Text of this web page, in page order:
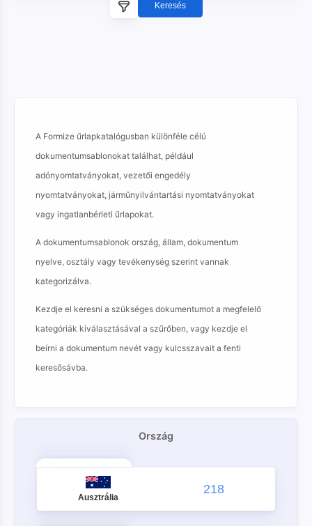
Keresés
A Formize űrlapkatalógusban különféle célú
dokumentumsablonokat találhat, például
adónyomtatványokat, vezetői engedély
nyomtatványokat, járműnyilvántartási nyomtatványokat
vagy ingatlanbérleti űrlapokat.
A dokumentumsablonok ország, állam, dokumentum
nyelve, osztály vagy tevékenység szerint vannak
kategorizálva.
Kezdje el keresni a szükséges dokumentumot a megfelelő
kategóriák kiválasztásával a szűrőben, vagy kezdje el
beírni a dokumentum nevét vagy kulcsszavait a fenti
keresősávba.
Ország
Ausztrália
218